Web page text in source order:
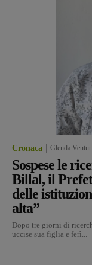
Cronaca Glenda
Sospese le
Billal, il
delle
alta”
Dopo tre giorni di
uccise sua figlia e ferì...